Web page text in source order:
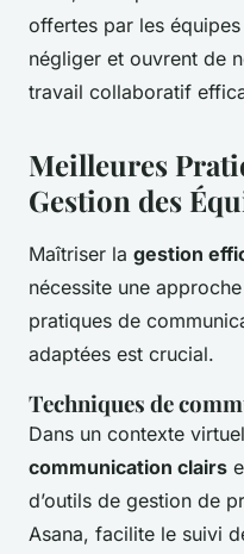
offertes par les
négliger et ouvrent de
travail collaboratif
Meilleures
Gestion des
Maîtriser la gestion
nécessite une
pratiques de
adaptées est crucial.
Techniques de
Dans un contexte
communication clairs
d’outils de gestion de
Asana, facilite le suivi